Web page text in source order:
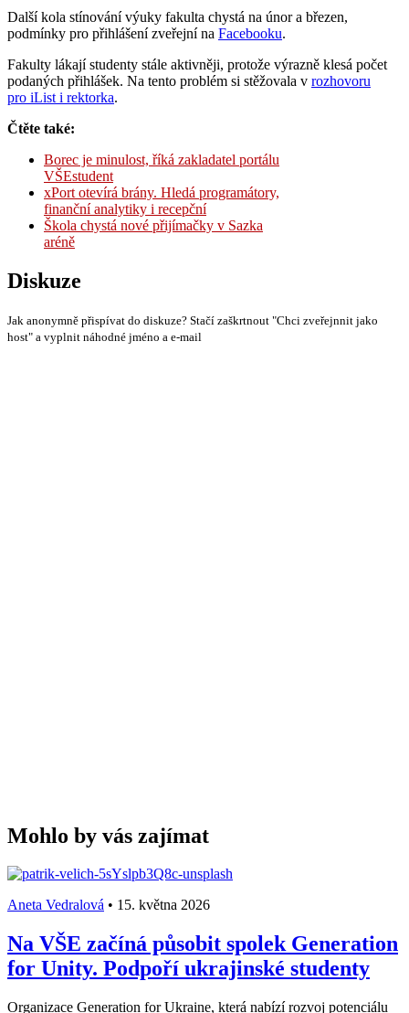
Další kola stínování výuky fakulta chystá na únor a březen,
podmínky pro přihlášení zveřejní na Facebooku.
Fakulty lákají studenty stále aktivněji, protože výrazně klesá počet
podaných přihlášek. Na tento problém si stěžovala v rozhovoru
pro iList i rektorka.
Čtěte také:
Borec je minulost, říká zakladatel portálu
VŠEstudent
xPort otevírá brány. Hledá programátory,
finanční analytiky i recepční
Škola chystá nové přijímačky v Sazka
aréně
Diskuze
Jak anonymně přispívat do diskuze? Stačí zaškrtnout "Chci zveřejnnit jako
host" a vyplnit náhodné jméno a e-mail
Mohlo by vás zajímat
Aneta Vedralová • 15. května 2026
Na VŠE začíná působit spolek Generation
for Unity. Podpoří ukrajinské studenty
Organizace Generation for Ukraine, která nabízí rozvoj potenciálu